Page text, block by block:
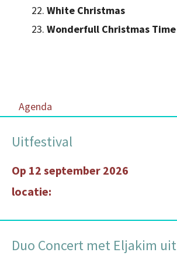
White Christmas
Wonderfull Christmas Time
Agenda
Uitfestival
Op 12 september 2026
locatie:
Duo Concert met Eljakim